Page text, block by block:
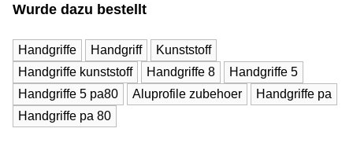
Wurde dazu bestellt
Handgriffe Handgriff
Kunststoff
Handgriffe kunststoff
Handgriffe 8
Handgriffe 5
Handgriffe 5 pa80
Aluprofile zubehoer
Handgriffe pa
Handgriffe pa 80